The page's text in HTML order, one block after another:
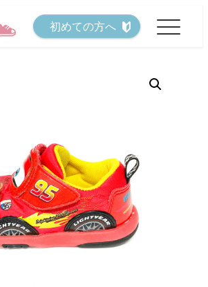
初めての方へ